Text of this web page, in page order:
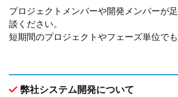
プロジェクトメンバーや開発メンバーが
談ください。
短期間のプロジェクトやフェーズ単位でも
弊社システム開発について